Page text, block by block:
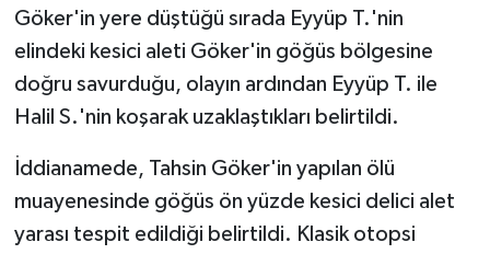
Göker'in yere düştüğü sırada Eyyüp T.'nin
elindeki kesici aleti Göker'in göğüs bölgesine
doğru savurduğu, olayın ardından Eyyüp T. ile
Halil S.'nin koşarak uzaklaştıkları belirtildi.
İddianamede, Tahsin Göker'in yapılan ölü
muayenesinde göğüs ön yüzde kesici delici alet
yarası tespit edildiği belirtildi. Klasik otopsi